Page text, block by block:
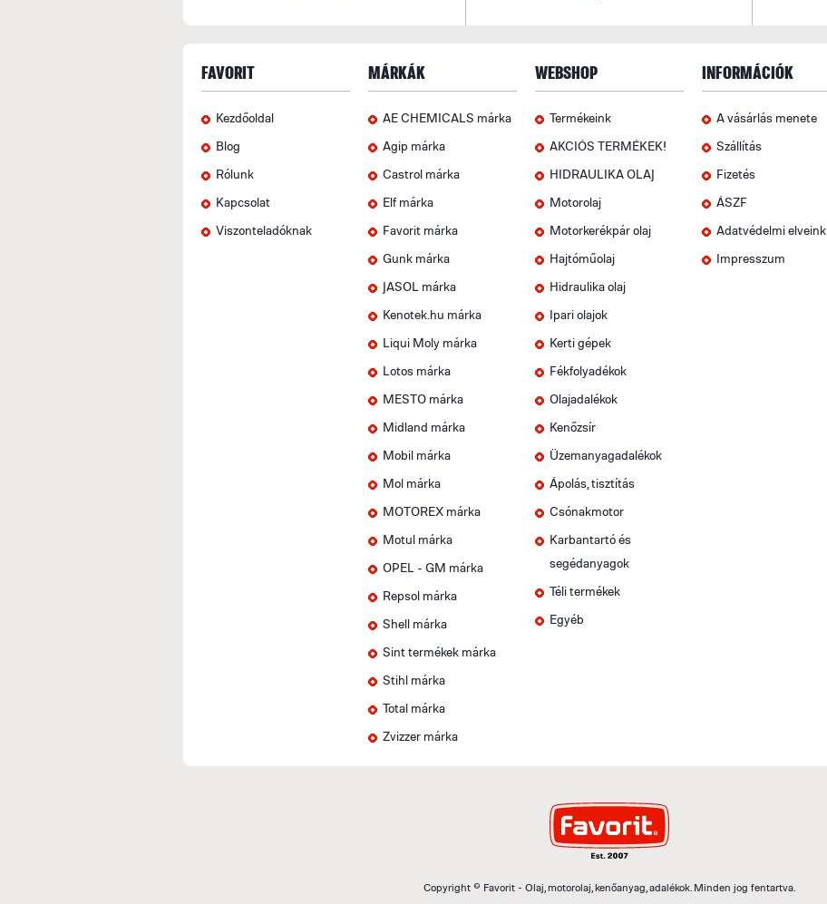
FAVORIT
Kezdőoldal
Blog
Rólunk
Kapcsolat
Viszonteladóknak
MÁRKÁK
AE CHEMICALS márka
Agip márka
Castrol márka
Elf márka
Favorit márka
Gunk márka
JASOL márka
Kenotek.hu márka
Liqui Moly márka
Lotos márka
MESTO márka
Midland márka
Mobil márka
Mol márka
MOTOREX márka
Motul márka
OPEL - GM márka
Repsol márka
Shell márka
Sint termékek márka
Stihl márka
Total márka
Zvizzer márka
WEBSHOP
Termékeink
AKCIÓS TERMÉKEK!
HIDRAULIKA OLAJ
Motorolaj
Motorkerékpár olaj
Hajtóműolaj
Hidraulika olaj
Ipari olajok
Kerti gépek
Fékfolyadékok
Olajadalékok
Kenőzsír
Üzemanyagadalékok
Ápolás, tisztítás
Csónakmotor
Karbantartó és
segédanyagok
Téli termékek
Egyéb
INFORMÁCIÓK
A vásárlás menete
Szállítás
Fizetés
ÁSZF
Adatvédelmi elveink
Impresszum
Copyright © Favorit - Olaj, motorolaj, kenőanyag, adalékok. Minden jog fentartva.